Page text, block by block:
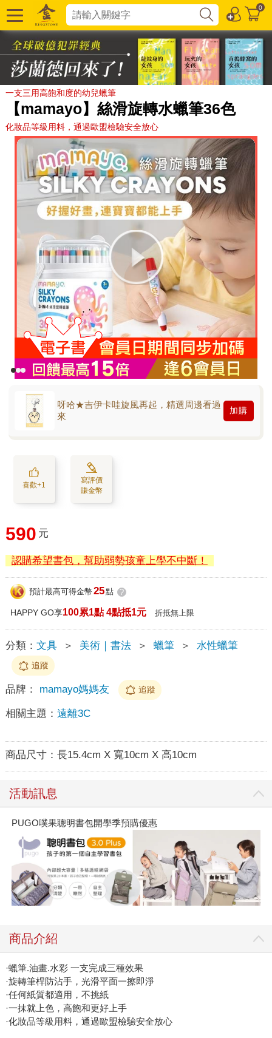
0
一支三用高飽和度的幼兒蠟筆
【mamayo】絲滑旋轉水蠟筆36色
化妝品等級用料，通過歐盟檢驗安全放心
呀哈★吉伊卡哇旋風再起，精選周邊看過
來
加購
喜歡+1
寫評價
賺金幣
590 元
認購希望書包，幫助弱勢孩童上學不中斷！
預計最高可得金幣 25點 ?
HAPPY GO享100累1點 4點抵1元 折抵無上限
分類： 文具 ＞ 美術｜書法 ＞ 蠟筆 ＞ 水性蠟筆
追蹤
品牌： mamayo媽媽友 追蹤
相關主題： 遠離3C
商品尺寸： 長15.4cm X 寬10cm X 高10cm
活動訊息
PUGO噗果聰明書包開學季預購優惠
商品介紹
·蠟筆.油畫.水彩 一支完成三種效果
·旋轉筆桿防沾手，光滑平面一擦即淨
·任何紙質都適用，不挑紙
·一抹就上色，高飽和更好上手
·化妝品等級用料，通過歐盟檢驗安全放心